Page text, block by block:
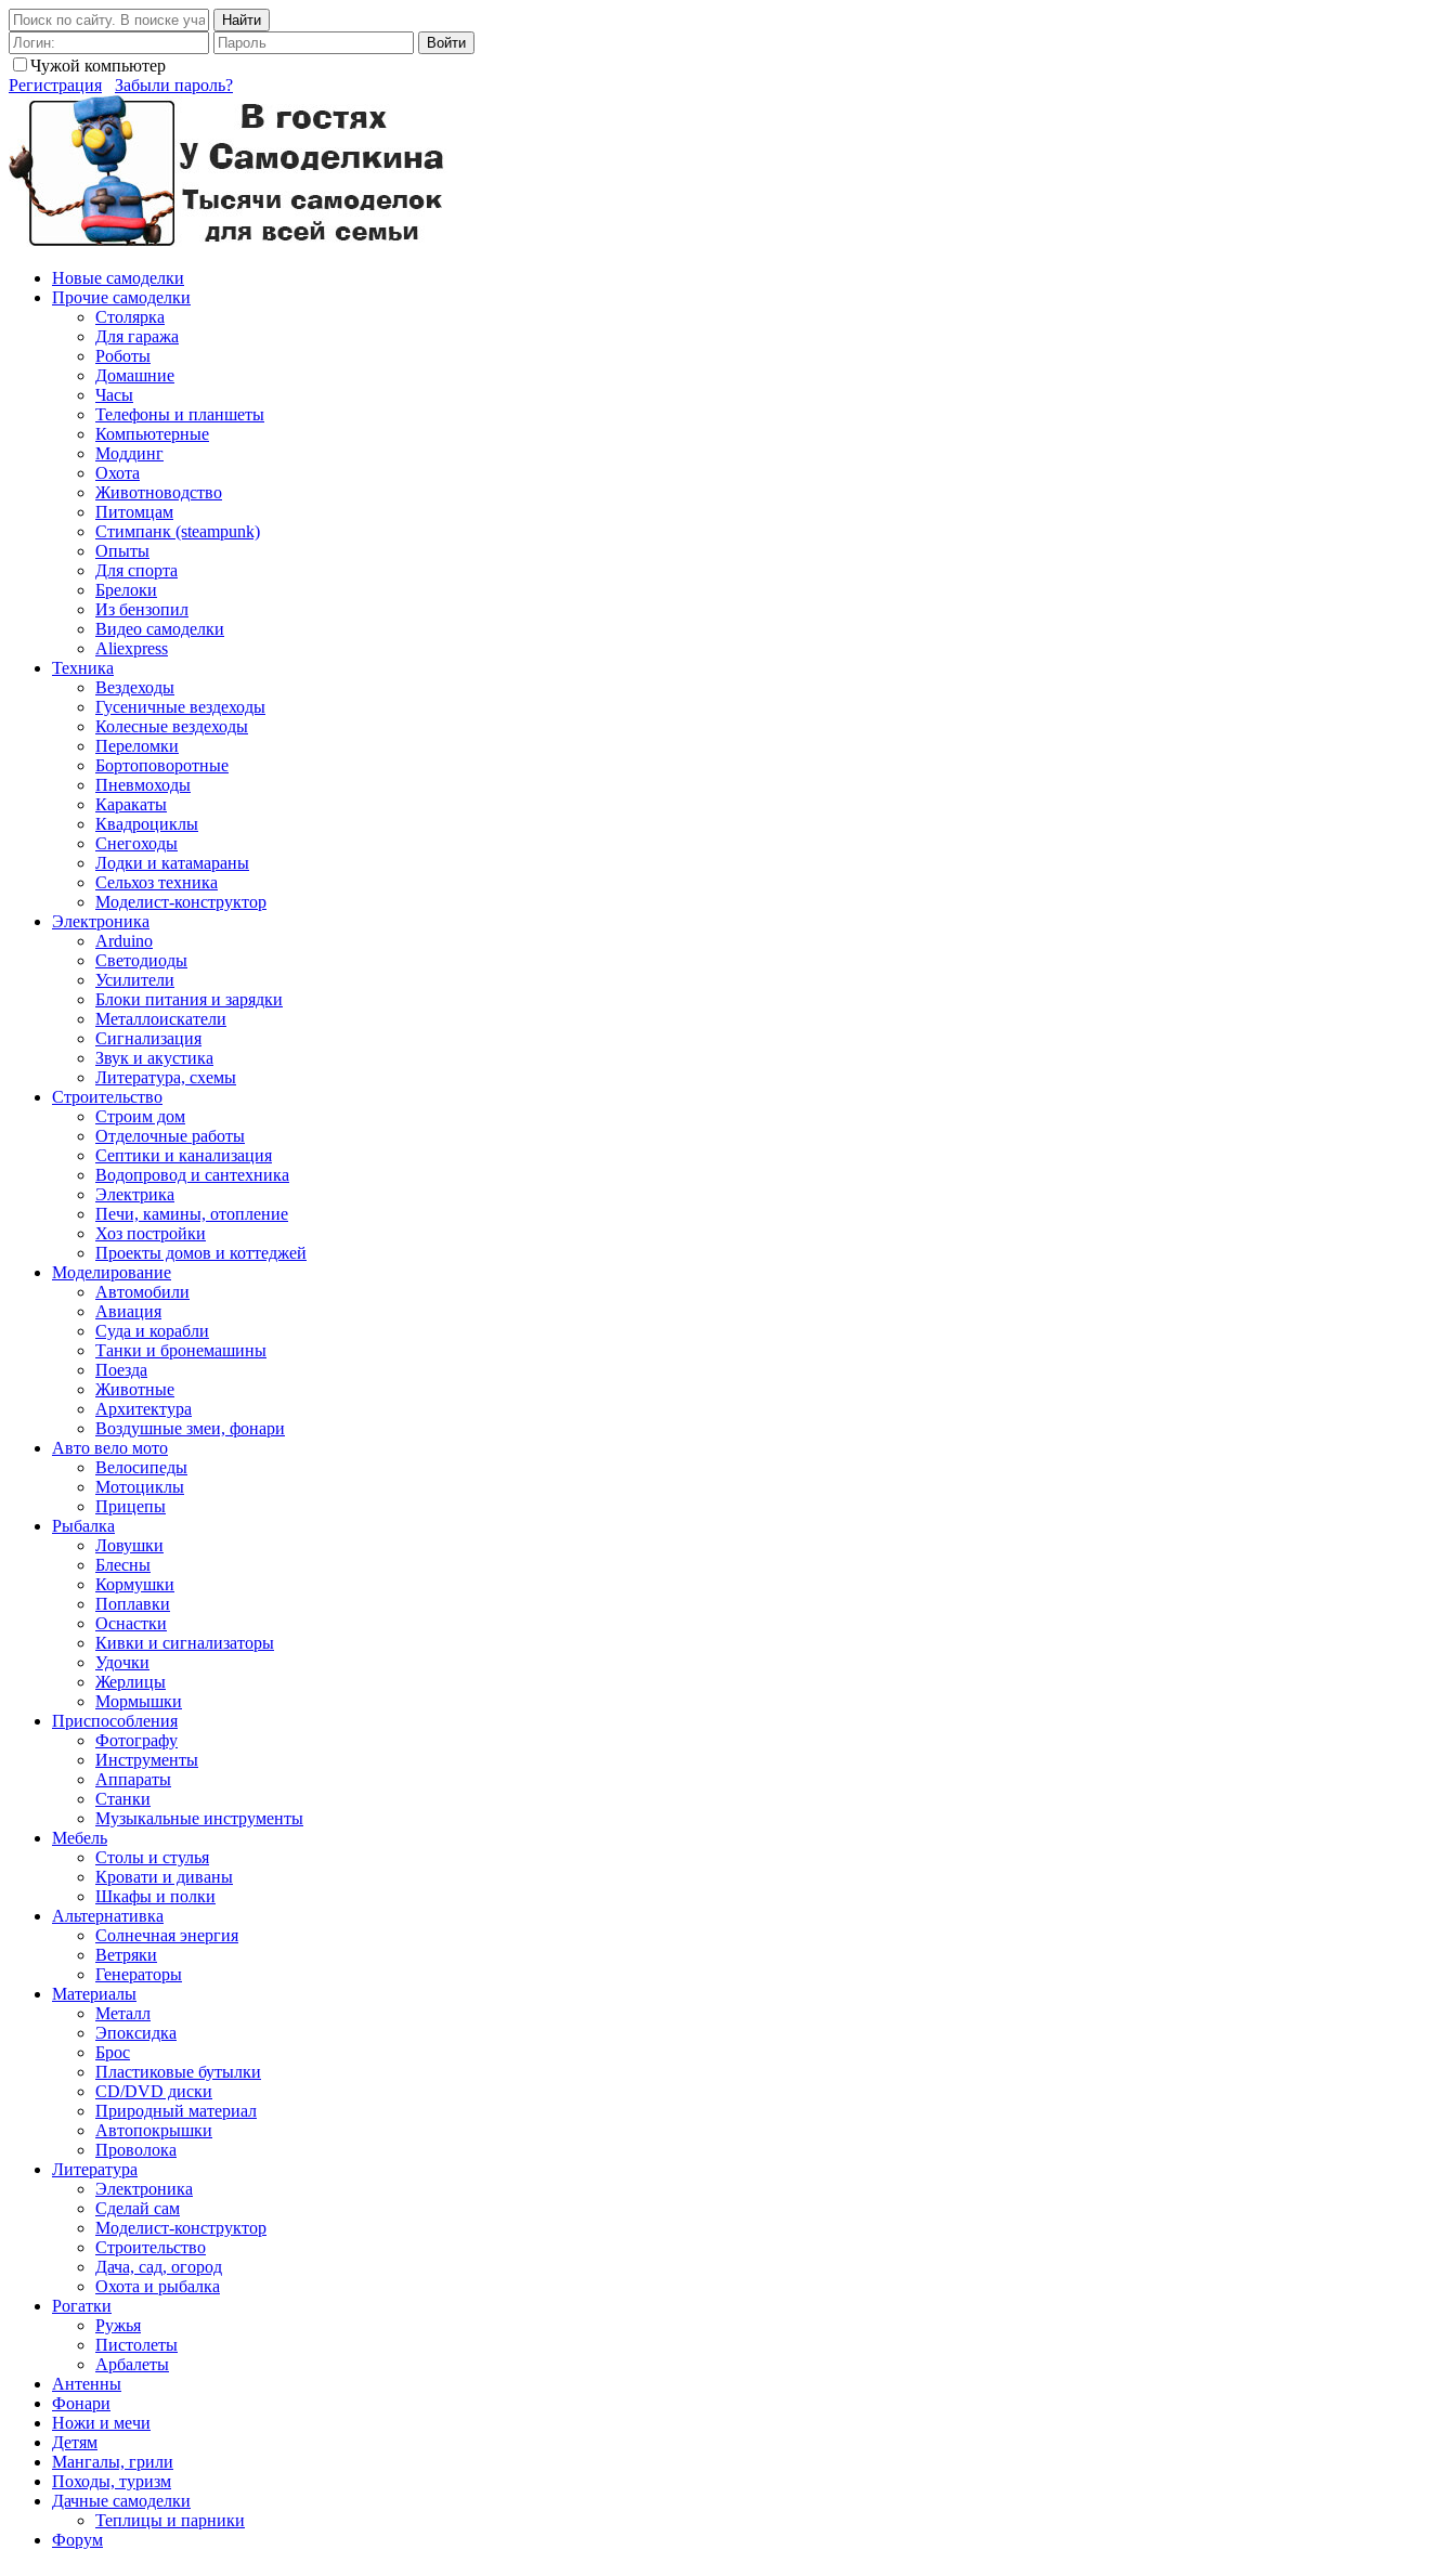
Найти
Войти
Чужой компьютер
Регистрация
Забыли пароль?
Новые самоделки
Прочие самоделки
Столярка
Для гаража
Роботы
Домашние
Часы
Телефоны и планшеты
Компьютерные
Моддинг
Охота
Животноводство
Питомцам
Стимпанк (steampunk)
Опыты
Для спорта
Брелоки
Из бензопил
Видео самоделки
Aliexpress
Техника
Вездеходы
Гусеничные вездеходы
Колесные вездеходы
Переломки
Бортоповоротные
Пневмоходы
Каракаты
Квадроциклы
Снегоходы
Лодки и катамараны
Сельхоз техника
Моделист-конструктор
Электроника
Arduino
Светодиоды
Усилители
Блоки питания и зарядки
Металлоискатели
Сигнализация
Звук и акустика
Литература, схемы
Строительство
Строим дом
Отделочные работы
Септики и канализация
Водопровод и сантехника
Электрика
Печи, камины, отопление
Хоз постройки
Проекты домов и коттеджей
Моделирование
Автомобили
Авиация
Суда и корабли
Танки и бронемашины
Поезда
Животные
Архитектура
Воздушные змеи, фонари
Авто вело мото
Велосипеды
Мотоциклы
Прицепы
Рыбалка
Ловушки
Блесны
Кормушки
Поплавки
Оснастки
Кивки и сигнализаторы
Удочки
Жерлицы
Мормышки
Приспособления
Фотографу
Инструменты
Аппараты
Станки
Музыкальные инструменты
Мебель
Столы и стулья
Кровати и диваны
Шкафы и полки
Альтернативка
Солнечная энергия
Ветряки
Генераторы
Материалы
Металл
Эпоксидка
Брос
Пластиковые бутылки
CD/DVD диски
Природный материал
Автопокрышки
Проволока
Литература
Электроника
Сделай сам
Моделист-конструктор
Строительство
Дача, сад, огород
Охота и рыбалка
Рогатки
Ружья
Пистолеты
Арбалеты
Антенны
Фонари
Ножи и мечи
Детям
Мангалы, грили
Походы, туризм
Дачные самоделки
Теплицы и парники
Форум